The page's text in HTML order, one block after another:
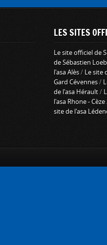
LES SITES
Le site officiel de
de Sébastien Loeb
l'asa Alès/ Le site
Gard Cévennes/
de l'asa Hérault/
l'asa Rhone - Cèze
site de l'asa